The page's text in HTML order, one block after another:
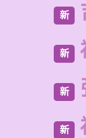
新
新
新
新